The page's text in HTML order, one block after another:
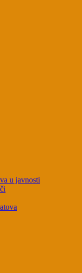
u javnosti